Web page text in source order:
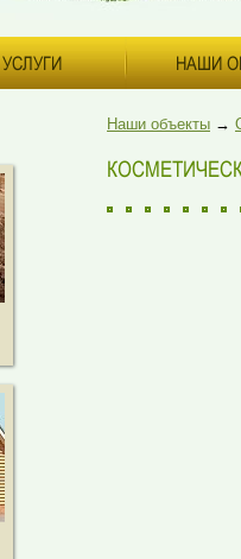
УСЛУГИ НАШИ
Наши объекты →